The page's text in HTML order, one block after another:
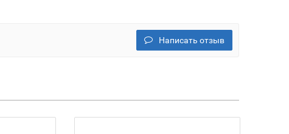
Написать отзыв